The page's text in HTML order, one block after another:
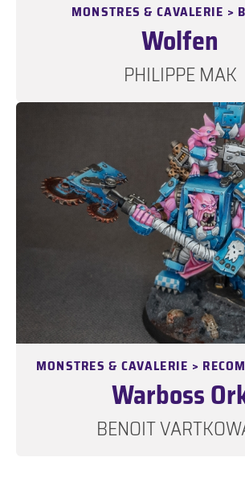
MONSTRES & CAVALERIE >
Wolfen
PHILIPPE MAK
MONSTRES & CAVALERIE >
Warboss
BENOIT